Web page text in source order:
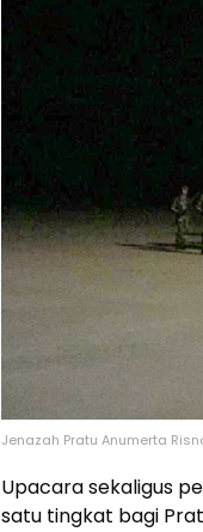
Jenazah Pratu Anumerta
Upacara sekaligus
satu tingkat bagi